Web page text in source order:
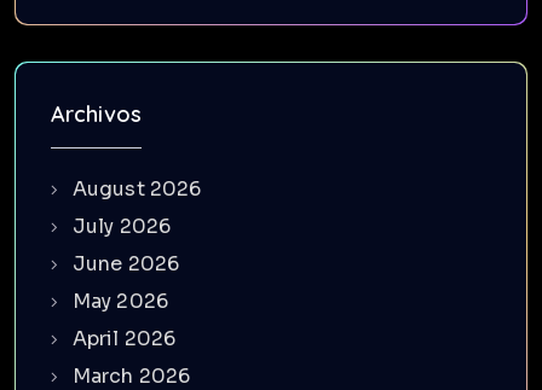
Archivos
August 2026
July 2026
June 2026
May 2026
April 2026
March 2026